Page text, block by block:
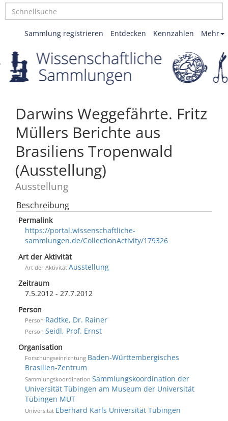
Mehr
Kennzahlen
Entdecken
Sammlung registrieren
Darwins Weggefährte. Fritz
Müllers Berichte aus
Brasiliens Tropenwald
(Ausstellung)
Ausstellung
Beschreibung
Permalink
https://portal.wissenschaftliche-
sammlungen.de/CollectionActivity/179326
Art der Aktivität
Art der Aktivität Ausstellung
Zeitraum
7.5.2012 - 27.7.2012
Person
Person Radtke, Dr. Rainer
Person Seidl, Prof. Ernst
Organisation
Forschungseinrichtung Baden-Württembergisches
Brasilien-Zentrum
Sammlungskoordination Sammlungskoordination der
Universität Tübingen am Museum der Universität
Tübingen MUT
Universität Eberhard Karls Universität Tübingen